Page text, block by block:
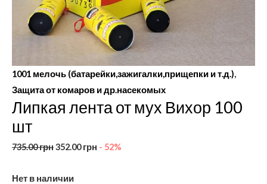
1001 мелочь (батарейки,зажигалки,прищепки и т.д.),
Защита от комаров и др.насекомых
Липкая лента от мух Вихор 100
шт
735.00грн352.00грн - 52%
Нет в наличии